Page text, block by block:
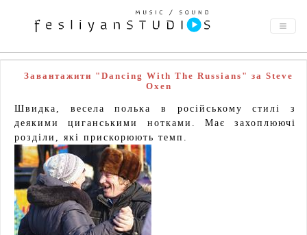
Завантажити "Dancing With The Russians" за Steve
Oxen
Швидка, весела полька в російському стилі з
деякими циганськими нотками. Має захоплюючі
розділи, які прискорюють темп.